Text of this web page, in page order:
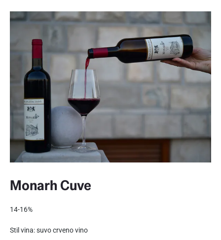
Monarh Cuve
14-16%
Stil vina: suvo crveno vino